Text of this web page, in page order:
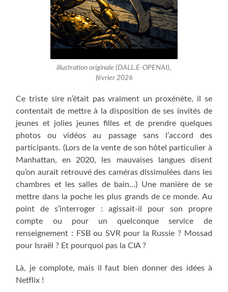
illustration originale (DALL.E-OPENAI),
février 2026
Ce triste sire n’était pas vraiment un proxénète, il se
contentait de mettre à la disposition de ses invités de
jeunes et jolies jeunes filles et de prendre quelques
photos ou vidéos au passage sans l’accord des
participants. (Lors de la vente de son hôtel particulier à
Manhattan, en 2020, les mauvaises langues disent
qu’on aurait retrouvé des caméras dissimulées dans les
chambres et les salles de bain…) Une manière de se
mettre dans la poche les plus grands de ce monde. Au
point de s’interroger : agissait-il pour son propre
compte ou pour un quelconque service de
renseignement : FSB ou SVR pour la Russie ? Mossad
pour Israël ? Et pourquoi pas la CIA ?
Là, je complote, mais il faut bien donner des idées à
Netflix !